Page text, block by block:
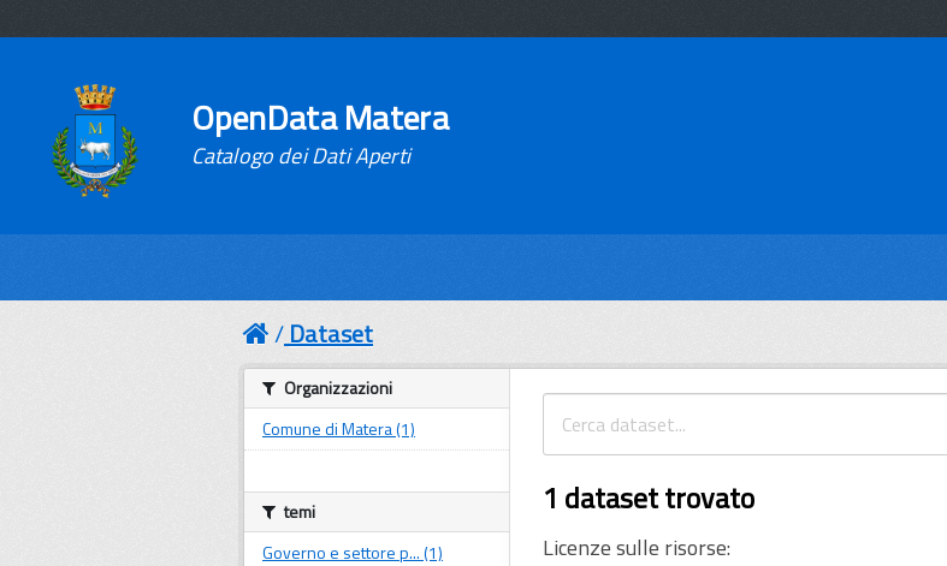
OpenData Matera
Catalogo dei Dati Aperti
Dataset
1 dataset trovato
Licenze sulle risorse:
Organizzazioni
Comune di Matera (1)
temi
Governo e settore p... (1)